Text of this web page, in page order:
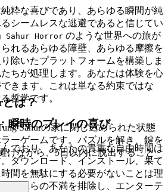
純粋な喜びであり、あらゆる瞬間が純
るシームレスな逃避であると信じてい
Sahur Horror のような世界への旅が
れるあらゆる障壁、あらゆる摩擦を
除いたプラットフォームを構築しま
ちが処理します。あなたは体験を心
きます。これは単なる約束ではな
哲学です。
瞬時のプレイの喜び
でおり、あなたの貴重な自由時間は
ダウンロード、インストール、果て
間を無駄にする必要がないことは理
これらの不満を排除し、エンターテ
は？
Sahurの家に閉じ込められた状態
ーゲームです。パズルを解き、鍵を
けながら、5日以内に脱出すること